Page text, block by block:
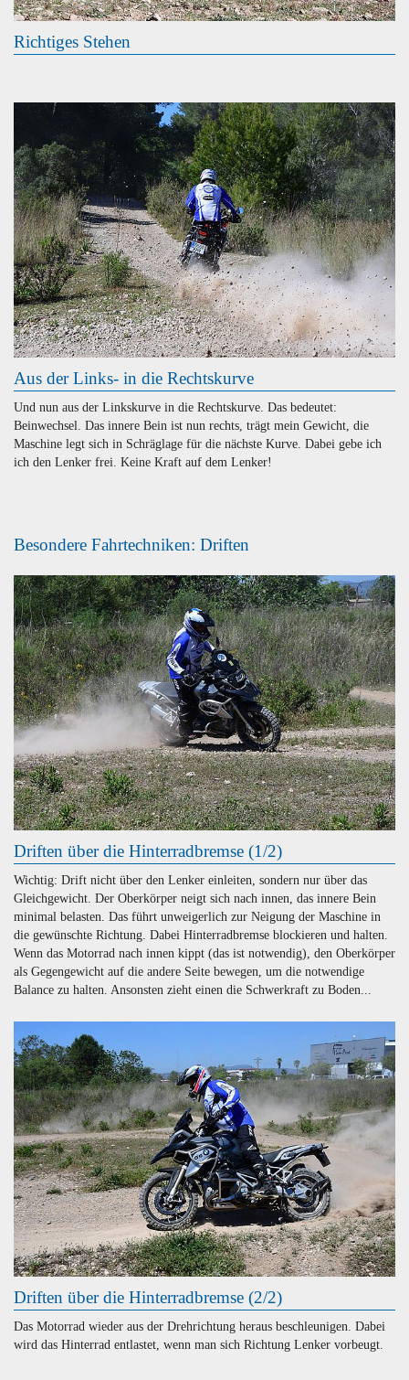
Richtiges Stehen
Aus der Links- in die Rechtskurve
Und nun aus der Linkskurve in die Rechtskurve. Das bedeutet:
Beinwechsel. Das innere Bein ist nun rechts, trägt mein Gewicht, die
Maschine legt sich in Schräglage für die nächste Kurve. Dabei gebe ich
ich den Lenker frei. Keine Kraft auf dem Lenker!
Besondere Fahrtechniken: Driften
Driften über die Hinterradbremse (1/2)
Wichtig: Drift nicht über den Lenker einleiten, sondern nur über das
Gleichgewicht. Der Oberkörper neigt sich nach innen, das innere Bein
minimal belasten. Das führt unweigerlich zur Neigung der Maschine in
die gewünschte Richtung. Dabei Hinterradbremse blockieren und halten.
Wenn das Motorrad nach innen kippt (das ist notwendig), den Oberkörper
als Gegengewicht auf die andere Seite bewegen, um die notwendige
Balance zu halten. Ansonsten zieht einen die Schwerkraft zu Boden...
Driften über die Hinterradbremse (2/2)
Das Motorrad wieder aus der Drehrichtung heraus beschleunigen. Dabei
wird das Hinterrad entlastet, wenn man sich Richtung Lenker vorbeugt.